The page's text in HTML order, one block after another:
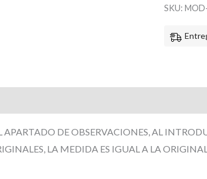
SKU:
APARTADO DE OBSERVACIONES, AL
LA MEDIDA ES IGUAL A LA